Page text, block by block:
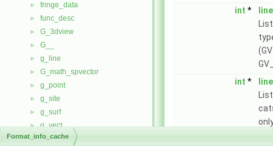
► fringe_data
► func_desc
► G_3dview
► G__
► g_line
► G_math_spvector
► g_point
► g_site
► g_surf
► g_vect
► g_vect_style
int *
int *
Format_info_cache